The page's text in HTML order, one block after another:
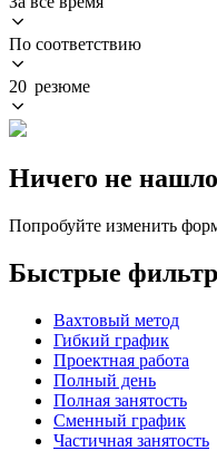
По соответствию
20 резюме
Ничего не
Попробуйте изменить
Быстрые
Вахтовый метод
Гибкий график
Проектная работа
Полный день
Полная занятость
Сменный график
Частичная занятость